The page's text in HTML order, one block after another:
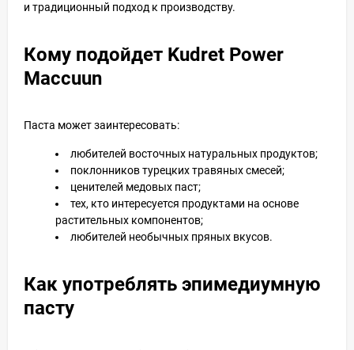
и традиционный подход к производству.
Кому подойдет Kudret Power
Maccuun
Паста может заинтересовать:
любителей восточных натуральных продуктов;
поклонников турецких травяных смесей;
ценителей медовых паст;
тех, кто интересуется продуктами на основе
растительных компонентов;
любителей необычных пряных вкусов.
Как употреблять эпимедиумную
пасту